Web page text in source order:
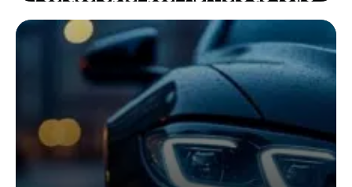
location de voiture facilite chaque
étape
24 janvier 2026